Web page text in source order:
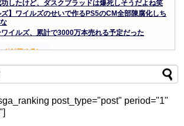
したけど、ダスクブラッドは爆死しそうだよね笑
ズ】ワイルズのせいで作るPS5のCM全部陳腐化しち
ワイルズ、累計で3000万本売れる予定だった
相互RSS
post_type="post" period="1"